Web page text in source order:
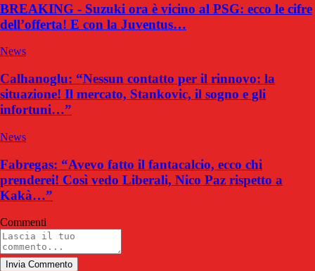
BREAKING - Suzuki ora è vicino al PSG: ecco le cifre
dell’offerta! E con la Juventus…
News
Calhanoglu: “Nessun contatto per il rinnovo: la
situazione! Il mercato, Stankovic, il sogno e gli
infortuni…”
News
Fabregas: “Avevo fatto il fantacalcio, ecco chi
prenderei! Così vedo Liberali, Nico Paz rispetto a
Kakà…”
Commenti
Invia Commento